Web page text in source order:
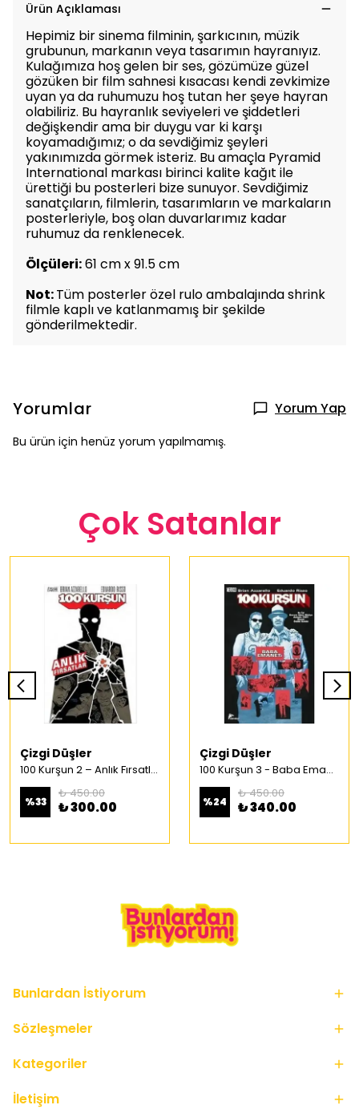
Ürün Açıklaması
Hepimiz bir sinema filminin, şarkıcının, müzik
grubunun, markanın veya tasarımın hayranıyız.
Kulağımıza hoş gelen bir ses, gözümüze güzel
gözüken bir film sahnesi kısacası kendi zevkimize
uyan ya da ruhumuzu hoş tutan her şeye hayran
olabiliriz. Bu hayranlık seviyeleri ve şiddetleri
değişkendir ama bir duygu var ki karşı
koyamadığımız; o da sevdiğimiz şeyleri
yakınımızda görmek isteriz. Bu amaçla Pyramid
International markası birinci kalite kağıt ile
ürettiği bu posterleri bize sunuyor. Sevdiğimiz
sanatçıların, filmlerin, tasarımların ve markaların
posterleriyle, boş olan duvarlarımız kadar
ruhumuz da renklenecek.
Ölçüleri:61 cm x 91.5 cm
Not:Tüm posterler özel rulo ambalajında shrink
filmle kaplı ve katlanmamış bir şekilde
gönderilmektedir.
Yorumlar Yorum Yap
Bu ürün için henüz yorum yapılmamış.
Çok Satanlar
Çizgi Düşler
100 Kurşun 2 – Anlık Fırsatlar Türkçe Çizgi Roman
%33
₺ 450.00
₺ 300.00
Çizgi Düşler
100 Kurşun 3 - Baba Emaneti Türkçe Çizgi Roman
%24
₺ 450.00
₺ 340.00
Bunlardan İstiyorum
Sözleşmeler
Kategoriler
İletişim